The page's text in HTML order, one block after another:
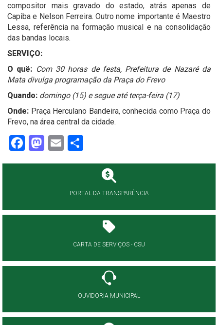
compositor mais gravado do estado, atrás apenas de
Capiba e Nelson Ferreira. Outro nome importante é Maestro
Lessa, referência na formação musical e na consolidação
das bandas locais.
SERVIÇO:
O quë: Com 30 horas de festa, Prefeitura de Nazaré da
Mata divulga programação da Praça do Frevo
Quando: domingo (15) e segue até terça-feira (17)
Onde: Praça Herculano Bandeira, conhecida como Praça do
Frevo, na área central da cidade.
Facebook
Mastodon
Email
PORTAL DA TRANSPARÊNCIA
CARTA DE SERVIÇOS - CSU
OUVIDORIA MUNICIPAL